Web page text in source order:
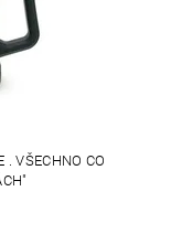
. VŠECHNO CO